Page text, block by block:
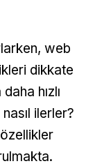
web
dikkate
hızlı
ilerler?